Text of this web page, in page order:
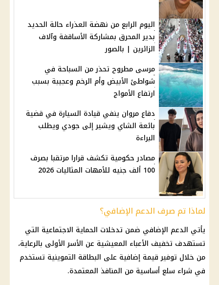
اليوم الرابع من نهضة العذراء حالة الحديد
بدير المحرق بمشاركة الأساقفة وآلاف
الزائرين | بالصور
مرسى مطروح تحذر من السباحة في
شواطئ الأبيض وأم الرخم وعجيبة بسبب
ارتفاع الأمواج
دفاع مروان ينفي قيادة السيارة في قضية
بائعة الشاي ويشير إلى جودي ويطلب
البراءة
مصادر حكومية تكشف قرارا مرتقبا بصرف
100 ألف جنيه للأمهات المثاليات 2026
لماذا تم صرف الدعم الإضافي؟
يأتي الدعم الإضافي ضمن تدخلات الحماية الاجتماعية التي
تستهدف تخفيف الأعباء المعيشية عن الأسر الأولى بالرعاية،
من خلال توفير قيمة إضافية على البطاقة التموينية تستخدم
في شراء سلع أساسية من المنافذ المعتمدة.